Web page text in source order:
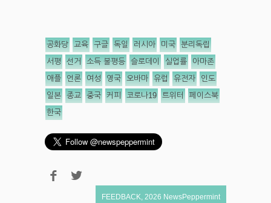
공화당 교육 구글 독일 러시아 미국 분리독립
서평 선거 소득 불평등 슬로데이 실업률 아마존
애플 언론 여성 영국 오바마 유럽 유전자 인도
일본 종교 중국 커피 코로나19 트위터 페이스북
한국
FEEDBACK 2026 NewsPeppermint